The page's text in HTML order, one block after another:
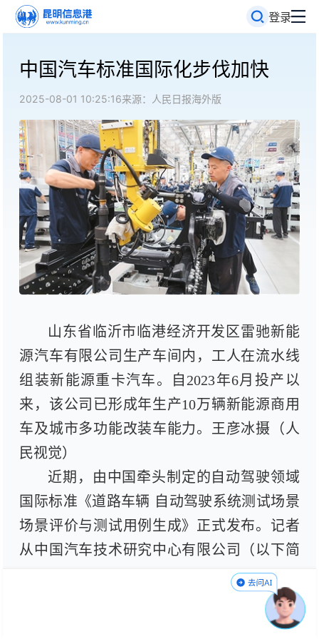
登录
中国汽车标准国际化步伐加快
2025-08-01 10:25:16来源：人民日报海外版
山东省临沂市临港经济开发区雷驰新能
源汽车有限公司生产车间内，工人在流水线
组装新能源重卡汽车。自2023年6月投产以
来，该公司已形成年生产10万辆新能源商用
车及城市多功能改装车能力。王彦冰摄（人
民视觉）
近期，由中国牵头制定的自动驾驶领域
国际标准《道路车辆 自动驾驶系统测试场景
场景评价与测试用例生成》正式发布。记者
从中国汽车技术研究中心有限公司（以下简
称“中汽中心”）获悉，中国汽车标准国际化
工作已由单纯采用国际标准向参与国际标准